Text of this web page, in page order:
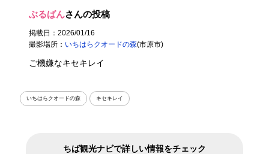
ぶるばんさんの投稿
掲載日：2026/01/16
撮影場所： いちはらクオードの森(市原市)
ご機嫌なキセキレイ
いちはらクオードの森 キセキレイ
ちば観光ナビで詳しい情報をチェック